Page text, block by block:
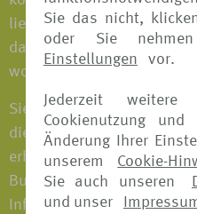
Sie das nicht,
oder Sie
Einstellungen
vor.
Jederzeit weitere
Cookienutzung
Änderung Ihrer
unserem
Cookie-
Sie auch unseren
und unser
liegt die Wahl ganz bei
dass Sie keine Marketing-
wollen, verpassen Sie
Sie würden dann aber ggf.
dienstleistungsbezogene
erhalten. Beispielsweise
Buchungen, die Sie bei
Informationen über die